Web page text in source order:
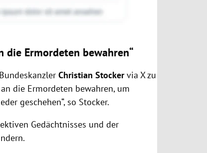
die Ermordeten bewahren“
Christian Stockervia X zu
die Ermordeten bewahren, um
geschehen“, so Stocker.
Gedächtnisses und der